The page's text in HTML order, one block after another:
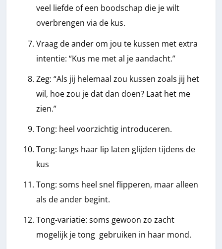
veel liefde of een boodschap die je wilt
overbrengen via de kus.
Vraag de ander om jou te kussen met extra
intentie: “Kus me met al je aandacht.”
Zeg: “Als jij helemaal zou kussen zoals jij het
wil, hoe zou je dat dan doen? Laat het me
zien.”
Tong: heel voorzichtig introduceren.
Tong: langs haar lip laten glijden tijdens de
kus
Tong: soms heel snel flipperen, maar alleen
als de ander begint.
Tong-variatie: soms gewoon zo zacht
mogelijk je tong gebruiken in haar mond.